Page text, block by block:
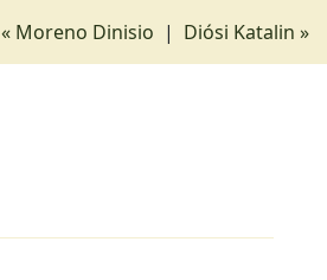
« Moreno Dinisio | Diósi Katalin »